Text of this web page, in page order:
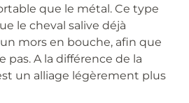
que le métal. Ce type
le cheval salive déjà
mors en bouche, afin que
pas. A la différence de la
un alliage légèrement plus